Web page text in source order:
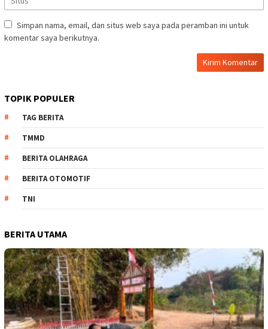
Simpan nama, email, dan situs web saya pada peramban ini untuk
komentar saya berikutnya.
TOPIK POPULER
TAG BERITA
TMMD
BERITA OLAHRAGA
BERITA OTOMOTIF
TNI
BERITA UTAMA